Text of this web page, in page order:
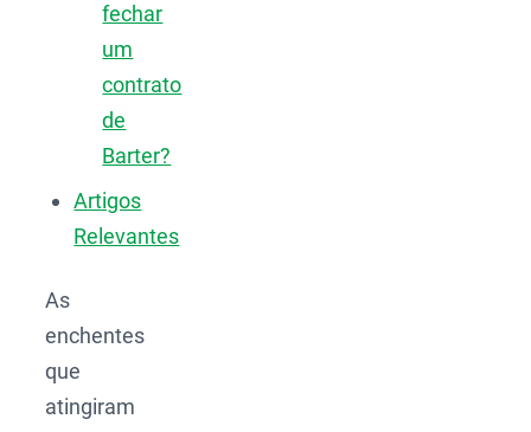
fechar
um
contrato
de
Barter?
Artigos
Relevantes
As
enchentes
que
atingiram